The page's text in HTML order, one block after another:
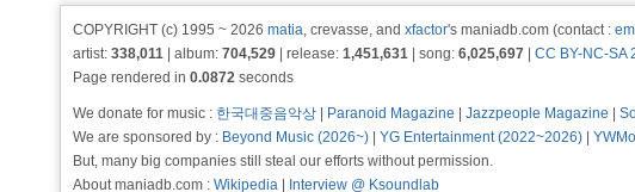
COPYRIGHT (c) 1995 ~ 2026 matia, crevasse, and xfactor's maniadb.com (contact :
artist: 338,011 | album: 704,529 | release: 1,451,631 | song: 6,025,697
CC BY-NC-SA
Page rendered in 0.0872 seconds
We donate for music : 한국대중음악상 Paranoid Magazine Jazzpeople Magazine
We are sponsored by : Beyond Music (2026~) YG Entertainment (2022~2026)
But, many big companies still steal our efforts without permission.
About maniadb.com : Wikipedia Interview @ Ksoundlab